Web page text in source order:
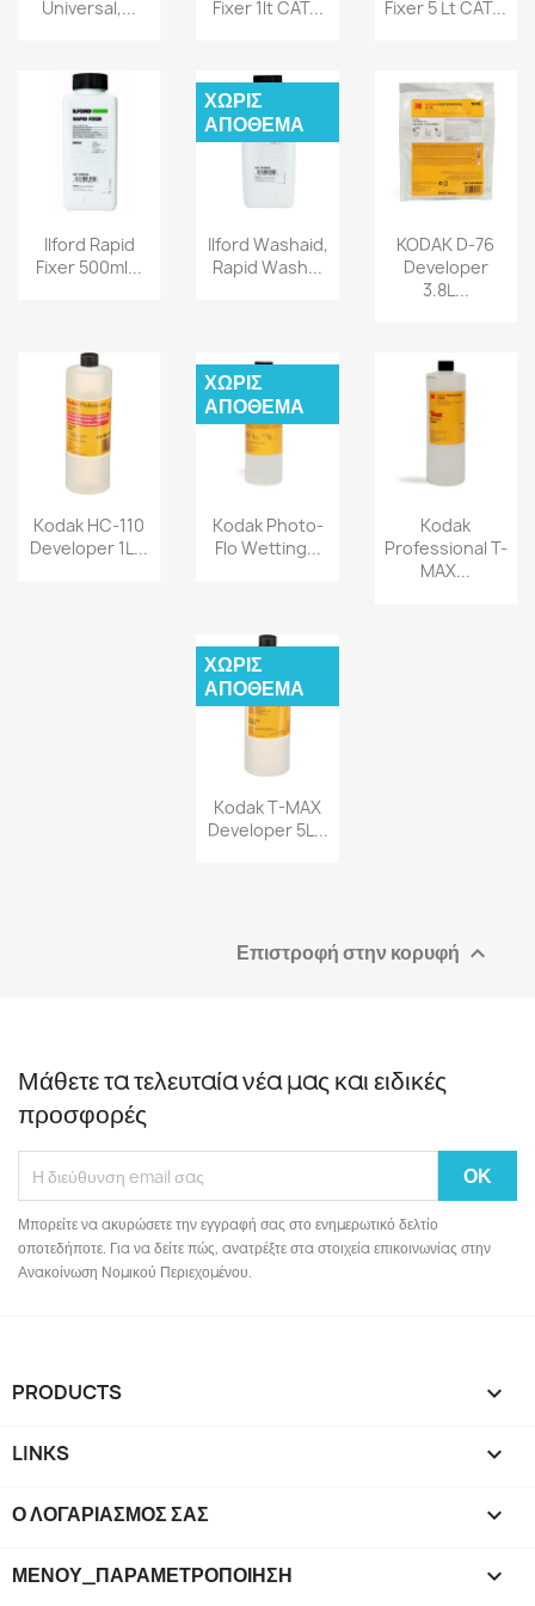
Universal,...
Fixer 1lt CAT...
Fixer 5 Lt CAT...
Ilford Rapid
Fixer 500ml...
Ilford Washaid,
Rapid Wash...
ΧΩΡΊΣ
ΑΠΌΘΕΜΑ
KODAK D-76
Developer
3.8L...
Kodak HC-110
Developer 1L...
Kodak Photo-
Flo Wetting...
ΧΩΡΊΣ
ΑΠΌΘΕΜΑ
Kodak
Professional T-
MAX...
Kodak T-MAX
Developer 5L...
ΧΩΡΊΣ
ΑΠΌΘΕΜΑ
Επιστροφή στην κορυφή 
Μάθετε τα τελευταία νέα μας και ειδικές
προσφορές
Μπορείτε να ακυρώσετε την εγγραφή σας στο ενημερωτικό δελτίο
οποτεδήποτε. Για να δείτε πώς, ανατρέξτε στα στοιχεία επικοινωνίας στην
Ανακοίνωση Νομικού Περιεχομένου.
PRODUCTS 
LINKS 
Ο ΛΟΓΑΡΙΑΣΜΌΣ ΣΑΣ 
ΜΕΝΟΎ_ΠΑΡΑΜΕΤΡΟΠΟΊΗΣΗ keyboard_arrow_down